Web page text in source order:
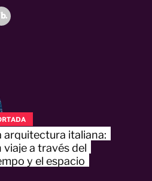
arquitectura italiana:
viaje a través del
y el espacio